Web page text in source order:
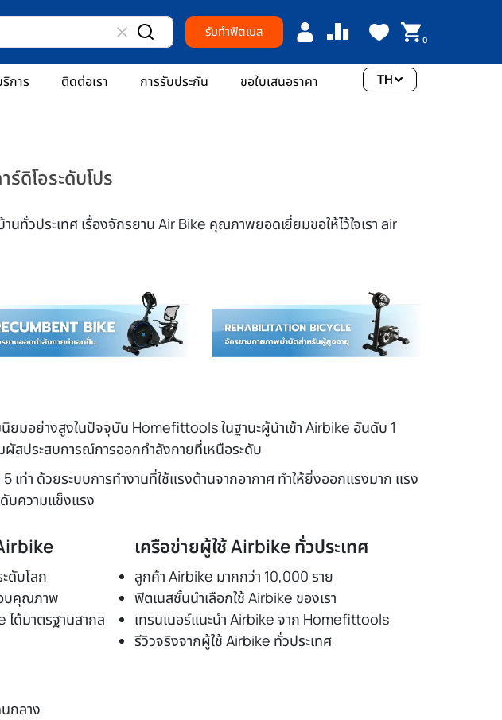
รับทำฟิตเนส 0
การ ติดต่อเรา การรับประกัน ขอใบเสนอราคา TH
ดิโอระดับโปร
วประเทศ เรื่องจักรยาน Air Bike คุณภาพยอดเยี่ยมขอให้ไว้ใจเรา air
มอย่างสูงในปัจจุบัน Homefittools ในฐานะผู้นำเข้า Airbike อันดับ 1
สประสบการณ์การออกกำลังกายที่เหนือระดับ
า ด้วยระบบการทำงานที่ใช้แรงต้านจากอากาศ ทำให้ยิ่งออกแรงมาก แรง
บความแข็งแรง
ดับโลก
บคุณภาพ
ด้มาตรฐานสากล
เครือข่ายผู้ใช้ Airbike ทั่วประเทศ
ลูกค้า Airbike มากกว่า 10,000 ราย
ฟิตเนสชั้นนำเลือกใช้ Airbike ของเรา
เทรนเนอร์แนะนำ Airbike จาก Homefittools
รีวิวจริงจากผู้ใช้ Airbike ทั่วประเทศ
กลาง